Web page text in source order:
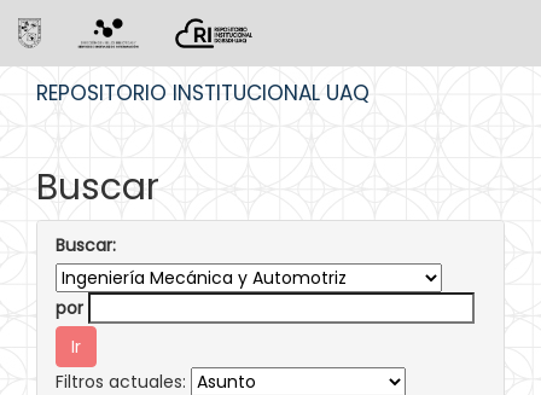
REPOSITORIO INSTITUCIONAL UAQ
Buscar
Buscar:
por
Filtros actuales: